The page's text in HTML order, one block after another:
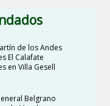
de los Andes
El Calafate
en Villa Gesell
Belgrano